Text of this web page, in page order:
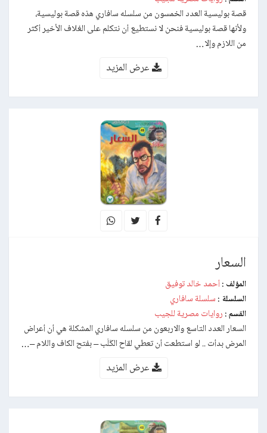
قصة بوليسية العدد الخمسون من سلسله سافاري هذه قصة بوليسية،
ولأنها قصة بوليسية فنحن لا نستطيع أن نتكلم على الغلاف الأخير أكثر
من اللازم وإلا…
عرض المزيد
السعار
المؤلف : أحمد خالد توفيق
السلسلة : سلسلة سافاري
القسم : روايات مصرية للجيب
السعار العدد التاسع والاربعون من سلسله سافاري المشكلة هي أن أعراض
المرض بدأت .. لو استطعت أن تعطي لقاح الكَلَب – بفتح الكاف واللام –…
عرض المزيد